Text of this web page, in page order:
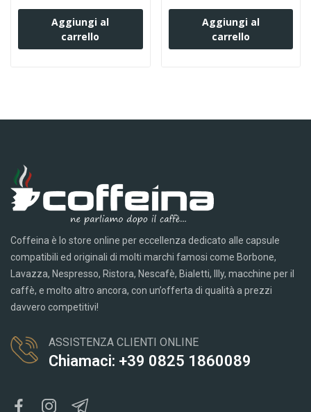
Aggiungi al
carrello
Aggiungi al
carrello
Coffeina è lo store online per eccellenza dedicato alle capsule
compatibili ed originali di molti marchi famosi come Borbone,
Lavazza, Nespresso, Ristora, Nescafè, Bialetti, Illy, macchine per il
caffè, e molto altro ancora, con un’offerta di qualità a prezzi
davvero competitivi!
ASSISTENZA CLIENTI ONLINE
Chiamaci: +39 0825 1860089